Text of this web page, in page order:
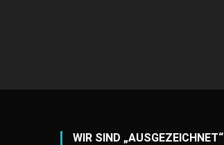
WIR SIND „AUSGEZEICHNET“